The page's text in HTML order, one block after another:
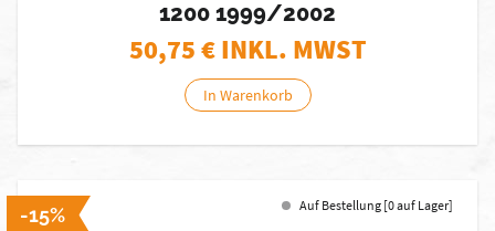
1200 1999/2002
50,75€ INKL. MWST
In Warenkorb
-15% Auf Bestellung [0 auf Lager]